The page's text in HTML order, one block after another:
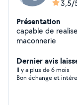
3,5/
Présentation
capable de
maconnerie
Dernier avis
Il y a plus de 6 mois
Bon échange et